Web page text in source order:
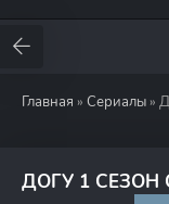
Главная » Сериалы »
ДОГУ 1